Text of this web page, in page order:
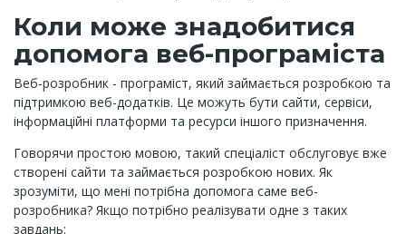
Коли може знадобитися
допомога веб-програміста
Веб-розробник - програміст, який займається розробкою та
підтримкою веб-додатків. Це можуть бути сайти, сервіси,
інформаційні платформи та ресурси іншого призначення.
Говорячи простою мовою, такий спеціаліст обслуговує вже
створені сайти та займається розробкою нових. Як
зрозуміти, що мені потрібна допомога саме веб-
розробника? Якщо потрібно реалізувати одне з таких
завдань: